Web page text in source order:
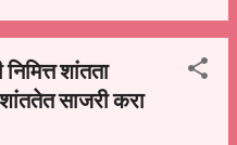
कोठडी संपल्यानंतर हिंदुस्थानी भाऊ
मंजूर करण्यात आला आहे. याबाबत
अनिकेत निकम यांनी माहिती
शांतता
साजरी करा